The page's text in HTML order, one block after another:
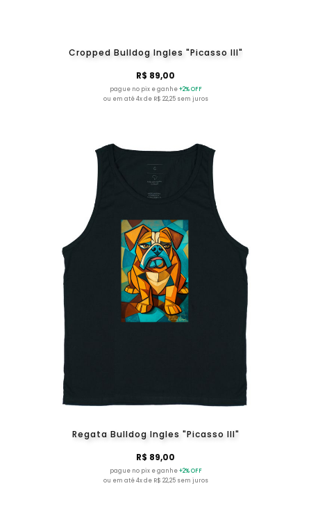
Cropped Bulldog Ingles "Picasso III"
R$ 89,00
pague no pix e ganhe+2% OFF
ou em até 4x de R$ 22,25 sem juros
Regata Bulldog Ingles "Picasso III"
R$ 89,00
pague no pix e ganhe+2% OFF
ou em até 4x de R$ 22,25 sem juros